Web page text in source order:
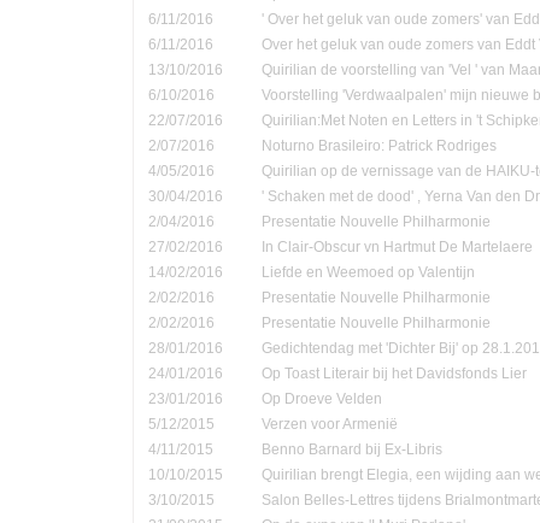
6/11/2016
' Over het geluk van oude zomers' van
6/11/2016
Over het geluk van oude zomers van Eddt
13/10/2016
Quirilian de voorstelling van 'Vel ' van
6/10/2016
Voorstelling 'Verdwaalpalen' mijn nieuwe
22/07/2016
Quirilian:Met Noten en Letters in 't
2/07/2016
Noturno Brasileiro: Patrick Rodriges
4/05/2016
Quirilian op de vernissage van de
30/04/2016
' Schaken met de dood' , Yerna Van den
2/04/2016
Presentatie Nouvelle Philharmonie
27/02/2016
In Clair-Obscur vn Hartmut De Martelaere
14/02/2016
Liefde en Weemoed op Valentijn
2/02/2016
Presentatie Nouvelle Philharmonie
2/02/2016
Presentatie Nouvelle Philharmonie
28/01/2016
Gedichtendag met 'Dichter Bij' op
24/01/2016
Op Toast Literair bij het Davidsfonds Lier
23/01/2016
Op Droeve Velden
5/12/2015
Verzen voor Armenië
4/11/2015
Benno Barnard bij Ex-Libris
10/10/2015
Quirilian brengt Elegia, een wijding aan
3/10/2015
Salon Belles-Lettres tijdens